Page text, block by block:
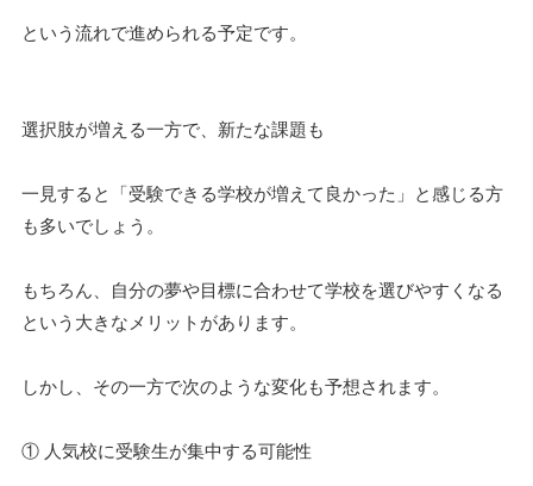
という流れで進められる予定です。
選択肢が増える一方で、新たな課題も
一見すると「受験できる学校が増えて良かった」と感じる方
も多いでしょう。
もちろん、自分の夢や目標に合わせて学校を選びやすくなる
という大きなメリットがあります。
しかし、その一方で次のような変化も予想されます。
① 人気校に受験生が集中する可能性